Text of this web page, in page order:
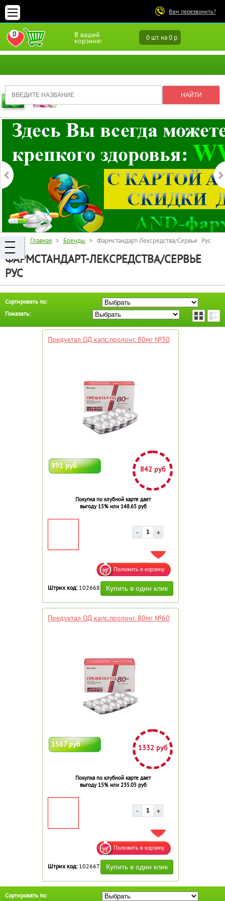
Вам перезвонить?
В вашей
корзине: 0 шт. на 0 р.
0
ПЕРЕЙТИ В ИЗБРАННОЕ
Главная > Бренды > Фармстандарт-Лексредства/Сервье Рус
ФАРМСТАНДАРТ-ЛЕКСРЕДСТВА/СЕРВЬЕ
РУС
Сортировать по:
Показать:
Предуктал ОД капс.пролонг. 80мг №30
991 руб 842 руб
Покупка по клубной карте дает
выгоду 15% или 148.65 руб
ДОБАВИТЬ В ИЗБРАННОЕ
Штрих код: 102668
Предуктал ОД капс.пролонг. 80мг №60
1567 руб 1332 руб
Покупка по клубной карте дает
выгоду 15% или 235.05 руб
ДОБАВИТЬ В ИЗБРАННОЕ
Штрих код: 102667
Сортировать по: